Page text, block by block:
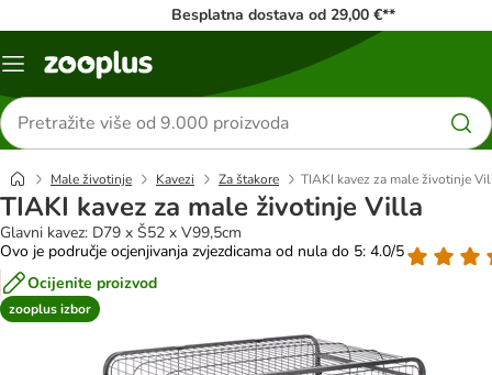
Besplatna dostava od 29,00 €**
Izbornik
Traži
proizvode
Male životinje Kavezi Za štakore TIAKI kavez za male životinje
TIAKI kavez za male životinje Villa
Glavni kavez: D79 x Š52 x V99,5cm
Ovo je područje ocjenjivanja zvjezdicama od nula do 5: 4.0/5
Ocijenite proizvod
zooplus izbor